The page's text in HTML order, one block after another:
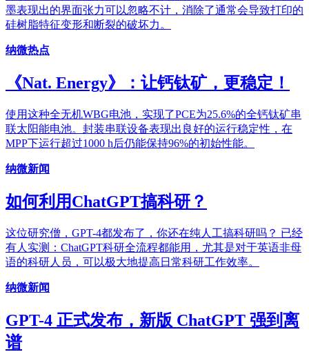
墨表现出的界面张力可以忽略不计，消除了通常会导致打印的
硅树脂特征变形和断裂的破坏力。
纳微热点
《Nat. Energy》：让钙钛矿，更稳定！
使用这种全无机WBG电池，实现了PCE为25.6%的全钙钛矿串
联太阳能电池。封装串联设备表现出良好的运行稳定性，在
MPP下运行超过1000 h后仍能保持96%的初始性能。
纳微新闻
如何利用ChatGPT搞科研？
这位研究僧，GPT-4都发布了，你还在纯人工搞科研吗？ 已经
有人实测：ChatGPT科研全流程都能用，尤其是对于英语非母
语的科研人员，可以极大地提高日常科研工作效率。
纳微新闻
GPT-4 正式发布，新版 ChatGPT 强到离
谱